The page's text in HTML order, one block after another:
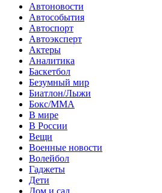
Автоновости
Автособытия
Автоспорт
Автоэксперт
Актеры
Аналитика
Баскетбол
Безумный мир
Биатлон/Лыжи
Бокс/MMA
В мире
В России
Вещи
Военные новости
Волейбол
Гаджеты
Дети
Дом и сад